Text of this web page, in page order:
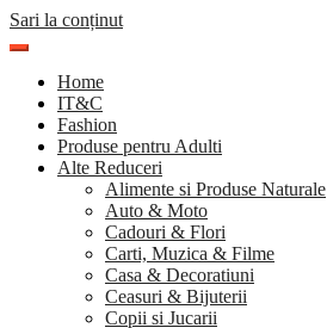
Sari la conținut
Home
IT&C
Fashion
Produse pentru Adulti
Alte Reduceri
Alimente si Produse Naturale
Auto & Moto
Cadouri & Flori
Carti, Muzica & Filme
Casa & Decoratiuni
Ceasuri & Bijuterii
Copii si Jucarii